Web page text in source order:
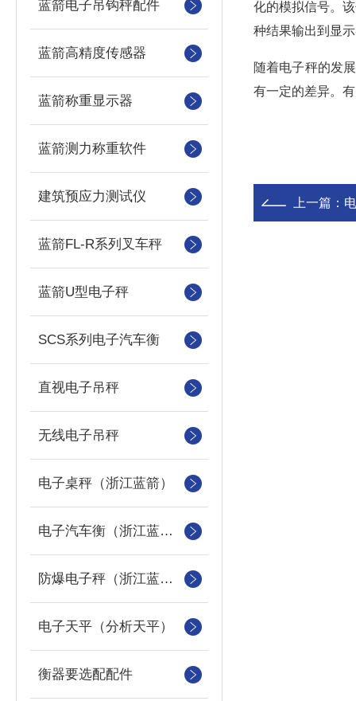
蓝箭电子吊钩秤配件
蓝箭高精度传感器
蓝箭称重显示器
蓝箭测力称重软件
建筑预应力测试仪
蓝箭FL-R系列叉车秤
蓝箭U型电子秤
SCS系列电子汽车衡
直视电子吊秤
无线电子吊秤
电子桌秤（浙江蓝箭）
电子汽车衡（浙江蓝箭汽车衡）
防爆电子秤（浙江蓝箭防爆秤）
电子天平（分析天平）
衡器要选配配件
化的模拟信号。
种结果输出到显
随着电子秤的发
有一定的差异。
上一篇：